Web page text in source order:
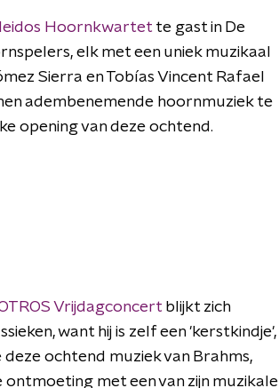
Hoornkwartet te gast in De
elk met een uniek muzikaal
Sierra en Tobías Vincent Rafael
adembenemende hoornmuziek te
opening van deze ochtend.
Vrijdagconcert blijkt zich
want hij is zelf een 'kerstkindje',
ochtend muziek van Brahms,
ontmoeting met een van zijn muzikale